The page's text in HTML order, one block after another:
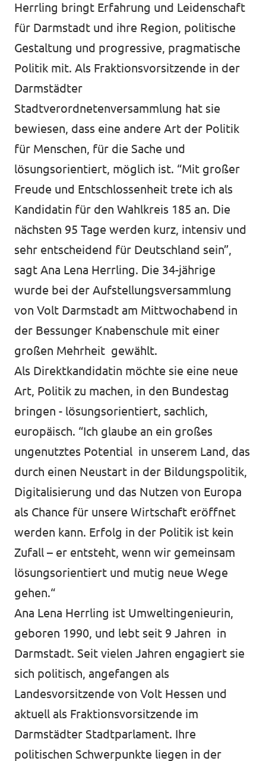
Herrling bringt Erfahrung und Leidenschaft
für Darmstadt und ihre Region, politische
Gestaltung und progressive, pragmatische
Politik mit. Als Fraktionsvorsitzende in der
Darmstädter
Stadtverordnetenversammlung hat sie
bewiesen, dass eine andere Art der Politik
für Menschen, für die Sache und
lösungsorientiert, möglich ist. “Mit großer
Freude und Entschlossenheit trete ich als
Kandidatin für den Wahlkreis 185 an. Die
nächsten 95 Tage werden kurz, intensiv und
sehr entscheidend für Deutschland sein”,
sagt Ana Lena Herrling. Die 34-jährige
wurde bei der Aufstellungsversammlung
von Volt Darmstadt am Mittwochabend in
der Bessunger Knabenschule mit einer
großen Mehrheit gewählt.
Als Direktkandidatin möchte sie eine neue
Art, Politik zu machen, in den Bundestag
bringen - lösungsorientiert, sachlich,
europäisch. “Ich glaube an ein großes
ungenutztes Potential in unserem Land, das
durch einen Neustart in der Bildungspolitik,
Digitalisierung und das Nutzen von Europa
als Chance für unsere Wirtschaft eröffnet
werden kann. Erfolg in der Politik ist kein
Zufall – er entsteht, wenn wir gemeinsam
lösungsorientiert und mutig neue Wege
gehen.“
Ana Lena Herrling ist Umweltingenieurin,
geboren 1990, und lebt seit 9 Jahren in
Darmstadt. Seit vielen Jahren engagiert sie
sich politisch, angefangen als
Landesvorsitzende von Volt Hessen und
aktuell als Fraktionsvorsitzende im
Darmstädter Stadtparlament. Ihre
politischen Schwerpunkte liegen in der